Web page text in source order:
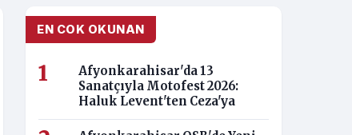
EN COK OKUNAN
Afyonkarahisar'da 13
Sanatçıyla Motofest 2026:
Haluk Levent'ten Ceza'ya